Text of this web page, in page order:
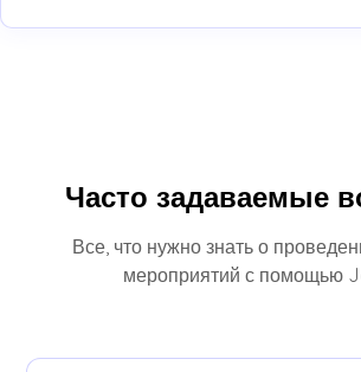
Часто задаваемые
Все, что нужно знать о
мероприятий с помощью